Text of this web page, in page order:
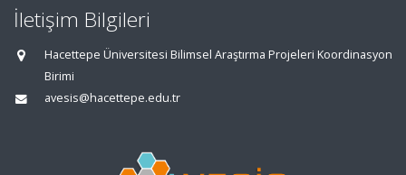
İletişim Bilgileri
Hacettepe Üniversitesi Bilimsel Araştırma Projeleri Koordinasyon
Birimi
avesis@hacettepe.edu.tr